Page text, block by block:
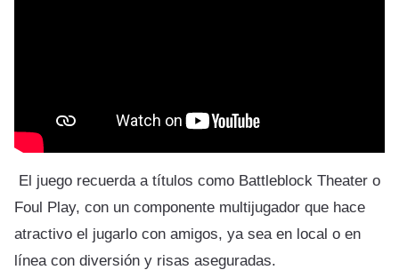
El juego recuerda a títulos como Battleblock Theater o
Foul Play, con un componente multijugador que hace
atractivo el jugarlo con amigos, ya sea en local o en
línea con diversión y risas aseguradas.